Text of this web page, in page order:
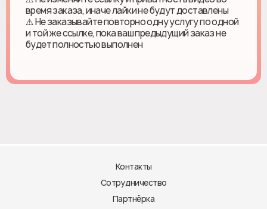
время заказа, иначе лайки не будут доставлены
⚠️ Не заказывайте повторно одну услугу по одной
и той же ссылке, пока ваш предыдущий заказ не
будет полностью выполнен
Контакты
Сотрудничество
Партнёрка